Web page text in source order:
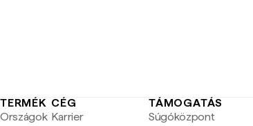
TERMÉK
Országok
CÉG
Karrier
TÁMOGATÁS
Súgóközpont